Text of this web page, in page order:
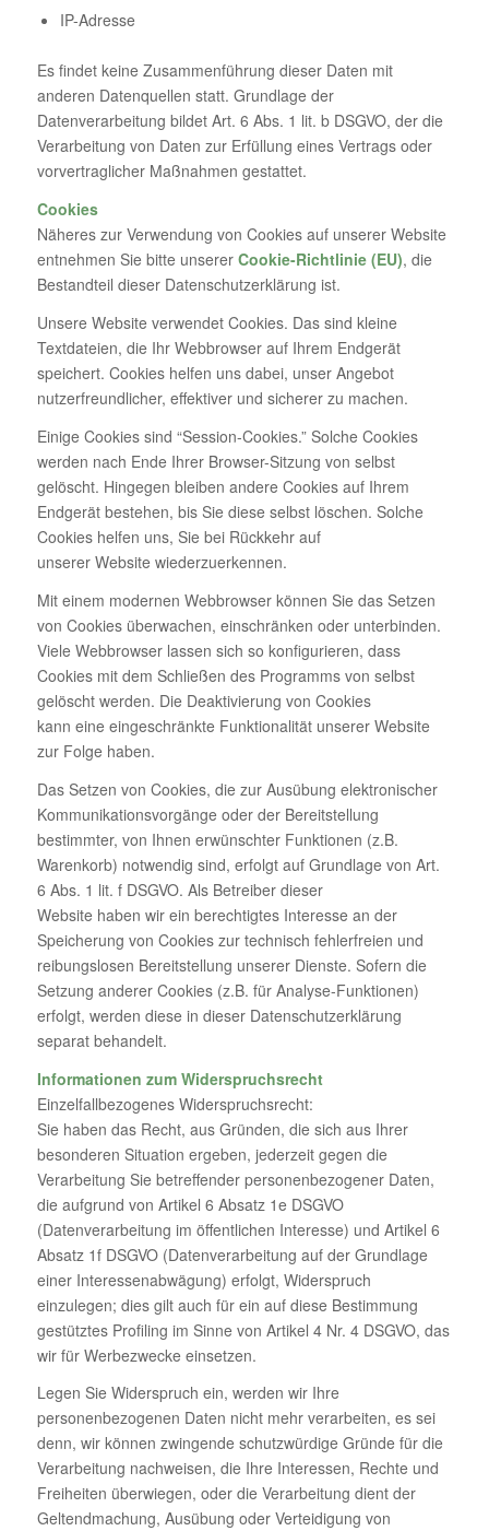
IP-Adresse
Es findet keine Zusammenführung dieser Daten mit
anderen Datenquellen statt. Grundlage der
Datenverarbeitung bildet Art. 6 Abs. 1 lit. b DSGVO, der die
Verarbeitung von Daten zur Erfüllung eines Vertrags oder
vorvertraglicher Maßnahmen gestattet.
Cookies
Näheres zur Verwendung von Cookies auf unserer Website
entnehmen Sie bitte unserer Cookie-Richtlinie (EU), die
Bestandteil dieser Datenschutzerklärung ist.
Unsere Website verwendet Cookies. Das sind kleine
Textdateien, die Ihr Webbrowser auf Ihrem Endgerät
speichert. Cookies helfen uns dabei, unser Angebot
nutzerfreundlicher, effektiver und sicherer zu machen.
Einige Cookies sind “Session-Cookies.” Solche Cookies
werden nach Ende Ihrer Browser-Sitzung von selbst
gelöscht. Hingegen bleiben andere Cookies auf Ihrem
Endgerät bestehen, bis Sie diese selbst löschen. Solche
Cookies helfen uns, Sie bei Rückkehr auf
unserer Website wiederzuerkennen.
Mit einem modernen Webbrowser können Sie das Setzen
von Cookies überwachen, einschränken oder unterbinden.
Viele Webbrowser lassen sich so konfigurieren, dass
Cookies mit dem Schließen des Programms von selbst
gelöscht werden. Die Deaktivierung von Cookies
kann eine eingeschränkte Funktionalität unserer Website
zur Folge haben.
Das Setzen von Cookies, die zur Ausübung elektronischer
Kommunikationsvorgänge oder der Bereitstellung
bestimmter, von Ihnen erwünschter Funktionen (z.B.
Warenkorb) notwendig sind, erfolgt auf Grundlage von Art.
6 Abs. 1 lit. f DSGVO. Als Betreiber dieser
Website haben wir ein berechtigtes Interesse an der
Speicherung von Cookies zur technisch fehlerfreien und
reibungslosen Bereitstellung unserer Dienste. Sofern die
Setzung anderer Cookies (z.B. für Analyse-Funktionen)
erfolgt, werden diese in dieser Datenschutzerklärung
separat behandelt.
Informationen zum Widerspruchsrecht
Einzelfallbezogenes Widerspruchsrecht:
Sie haben das Recht, aus Gründen, die sich aus Ihrer
besonderen Situation ergeben, jederzeit gegen die
Verarbeitung Sie betreffender personenbezogener Daten,
die aufgrund von Artikel 6 Absatz 1e DSGVO
(Datenverarbeitung im öffentlichen Interesse) und Artikel 6
Absatz 1f DSGVO (Datenverarbeitung auf der Grundlage
einer Interessenabwägung) erfolgt, Widerspruch
einzulegen; dies gilt auch für ein auf diese Bestimmung
gestütztes Profiling im Sinne von Artikel 4 Nr. 4 DSGVO, das
wir für Werbezwecke einsetzen.
Legen Sie Widerspruch ein, werden wir Ihre
personenbezogenen Daten nicht mehr verarbeiten, es sei
denn, wir können zwingende schutzwürdige Gründe für die
Verarbeitung nachweisen, die Ihre Interessen, Rechte und
Freiheiten überwiegen, oder die Verarbeitung dient der
Geltendmachung, Ausübung oder Verteidigung von